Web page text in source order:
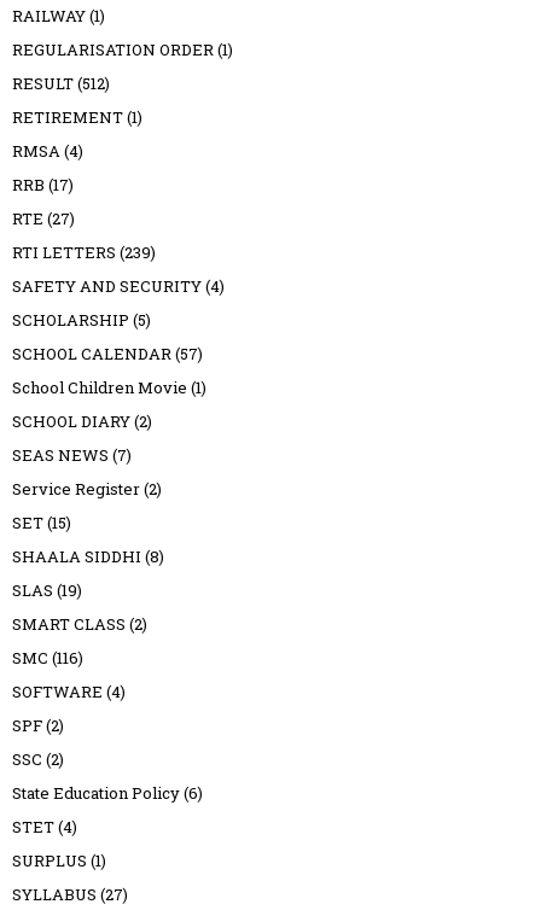
RAILWAY(1)
REGULARISATION ORDER(1)
RESULT(512)
RETIREMENT(1)
RMSA(4)
RRB (17)
RTE (27)
RTI LETTERS (239)
SAFETY AND SECURITY(4)
SCHOLARSHIP (5)
SCHOOL CALENDAR(57)
School Children Movie (1)
SCHOOL DIARY(2)
SEAS NEWS (7)
Service Register(2)
SET(15)
SHAALA SIDDHI (8)
SLAS (19)
SMART CLASS (2)
SMC (116)
SOFTWARE (4)
SPF(2)
SSC (2)
State Education Policy(6)
STET(4)
SURPLUS (1)
SYLLABUS (27)